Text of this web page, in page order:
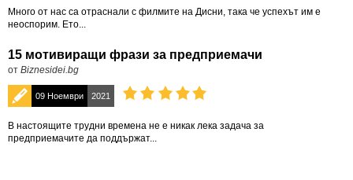
Много от нас са отраснали с филмите на Дисни, така че успехът им е
неоспорим. Ето...
15 мотивиращи фрази за предприемачи
от Biznesidei.bg
09 Ноември 2021
В настоящите трудни времена не е никак лека задача за
предприемачите да поддържат...